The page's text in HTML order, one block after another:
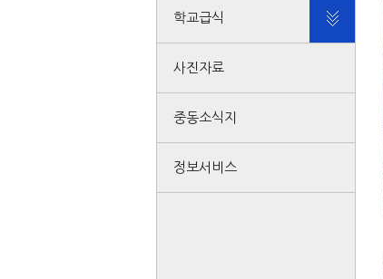
학교급식
사진자료
중동소식지
정보서비스